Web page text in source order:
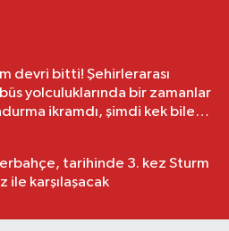
devri bitti! Şehirlerarası
yolculuklarında bir zamanlar
ikramdı, şimdi kek bile
tarihinde 3. kez Sturm
ile karşılaşacak